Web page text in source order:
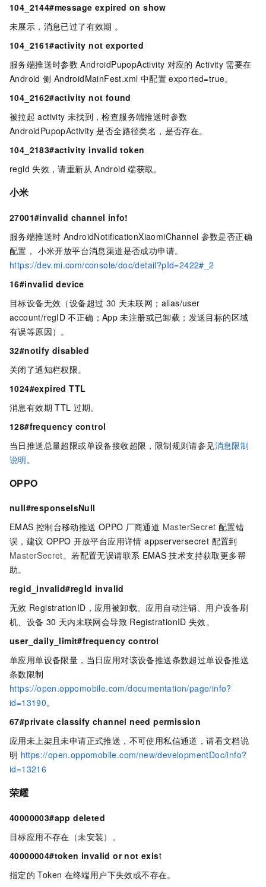
104_2144#message expired on show
未展示，消息已过了有效期 。
104_2161#activity not exported
服务端推送时参数 AndroidPupopActivity 对应的 Activity 需要在
Android 侧 AndroidMainFest.xml 中配置 exported=true。
104_2162#activity not found
被拉起 activity 未找到，检查服务端推送时参数
AndroidPupopActivity 是否全路径类名，是否存在。
104_2183#activity invalid token
regid 失效，请重新从 Android 端获取。
小米
27001#invalid channel info!
服务端推送时 AndroidNotificationXiaomiChannel 参数是否正确
配置， 小米开放平台消息渠道是否成功申请。
https://dev.mi.com/console/doc/detail?pId=2422#_2
16#invalid device
目标设备无效（设备超过 30 天未联网；alias/user
account/regID 不正确；App 未注册或已卸载；发送目标的区域
有误等原因）。
32#notify disabled
关闭了通知栏权限。
1024#expired TTL
消息有效期 TTL 过期。
128#frequency control
当日推送总量超限或单设备接收超限，限制规则请参见消息限制
说明 。
OPPO
null#responseIsNull
EMAS 控制台移动推送 OPPO 厂商通道 MasterSecret 配置错
误，建议 OPPO 开放平台应用详情 appserversecret 配置到
MasterSecret。若配置无误请联系 EMAS 技术支持获取更多帮
助。
regid_invalid#regId invalid
无效 RegistrationID，应用被卸载、应用自动注销、用户设备刷
机、设备 30 天内未联网会导致 RegistrationID 失效。
user_daily_limit#frequency control
单应用单设备限量，当日应用对该设备推送条数超过单设备推送
条数限制
https://open.oppomobile.com/documentation/page/info?
id=13190。
67#private classify channel need permission
应用未上架且未申请正式推送，不可使用私信通道，请看文档说
明 https://open.oppomobile.com/new/developmentDoc/info?
id=13216
荣耀
40000003#app deleted
目标应用不存在（未安装）。
40000004#token invalid or not exist
指定的 Token 在终端用户下失效或不存在。